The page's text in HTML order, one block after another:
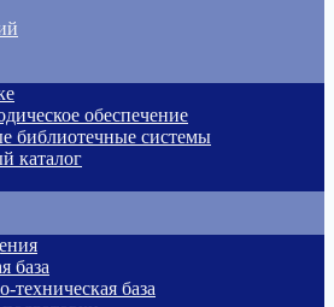
обеспечение
библиотечные системы
каталог
база
техническая база